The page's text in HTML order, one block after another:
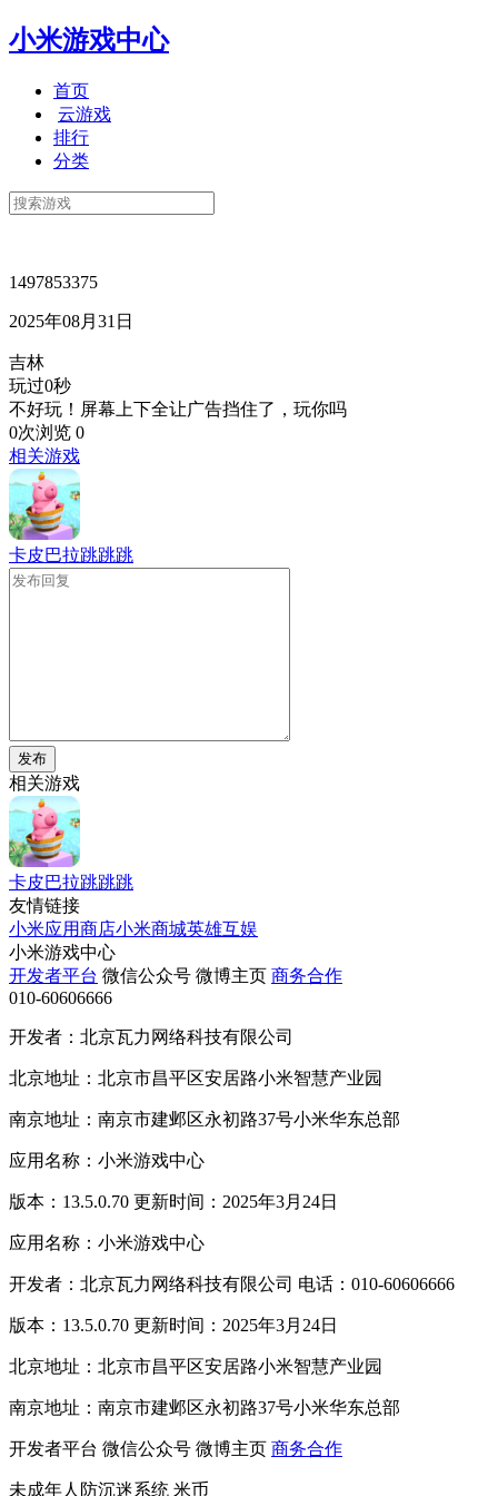
小米游戏中心
首页
云游戏
排行
分类
1497853375
2025年08月31日
吉林
玩过0秒
不好玩！屏幕上下全让广告挡住了，玩你吗
0次浏览 0
相关游戏
卡皮巴拉跳跳跳
发布
相关游戏
卡皮巴拉跳跳跳
友情链接
小米应用商店小米商城英雄互娱
小米游戏中心
开发者平台 微信公众号 微博主页 商务合作
010-60606666
开发者：北京瓦力网络科技有限公司
北京地址：北京市昌平区安居路小米智慧产业园
南京地址：南京市建邺区永初路37号小米华东总部
应用名称：小米游戏中心
版本：13.5.0.70 更新时间：2025年3月24日
应用名称：小米游戏中心
开发者：北京瓦力网络科技有限公司 电话：010-60606666
版本：13.5.0.70 更新时间：2025年3月24日
北京地址：北京市昌平区安居路小米智慧产业园
南京地址：南京市建邺区永初路37号小米华东总部
开发者平台 微信公众号 微博主页 商务合作
未成年人防沉迷系统 米币